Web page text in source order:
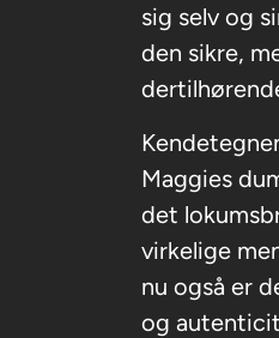
sig selv og
den sikre,
Maggies
det
virkelige
nu også er
og